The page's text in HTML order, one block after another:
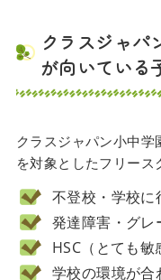
クラスジャパ
が向いている
クラスジャパン小中
を対象としたフリース
不登校・学校に
発達障害・グレ
HSC（とても敏
学校の環境が合